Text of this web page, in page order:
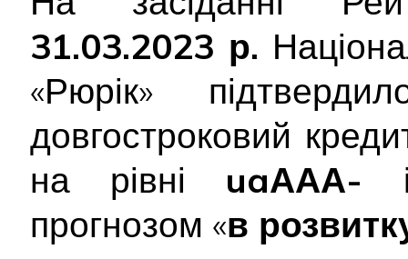
31.03.2023 р.
«Рюрік»
довгостроковий
на рівні uaААА-
прогнозом «в